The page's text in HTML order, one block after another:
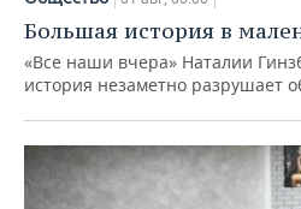
Большая история в
«Все наши вчера» Наталии
история незаметно разрушает